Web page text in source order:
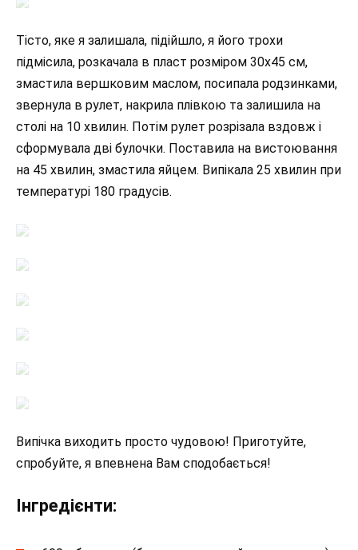
Тісто, яке я залишала, підійшло, я його трохи
підмісила, розкачала в пласт розміром 30х45 см,
змастила вершковим маслом, посипала родзинками,
звернула в рулет, накрила плівкою та залишила на
столі на 10 хвилин. Потім рулет розрізала вздовж і
сформувала дві булочки. Поставила на вистоювання
на 45 хвилин, змастила яйцем. Випікала 25 хвилин при
температурі 180 градусів.
Випічка виходить просто чудовою! Приготуйте,
спробуйте, я впевнена Вам сподобається!
Інгредієнти: